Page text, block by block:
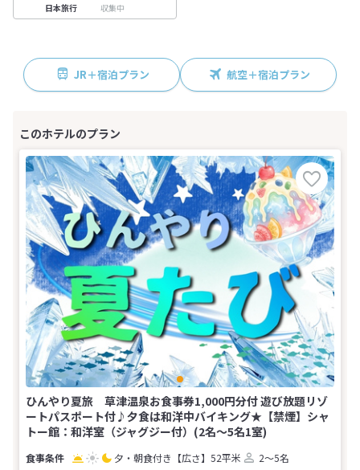
日本旅行 収集中
JR＋宿泊プラン 航空＋宿泊プラン
ひんやり夏旅 草津温泉お食事券1,000円分付 遊び放題リゾ
ートパスポート付♪夕食は和洋中バイキング★【禁煙】シャ
トー館：和洋室（ジャグジー付）(2名～5名1室)
夕・朝食付き 【広さ】52平米
2～5名